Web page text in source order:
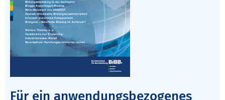
Für ein anwendungsbezogenes